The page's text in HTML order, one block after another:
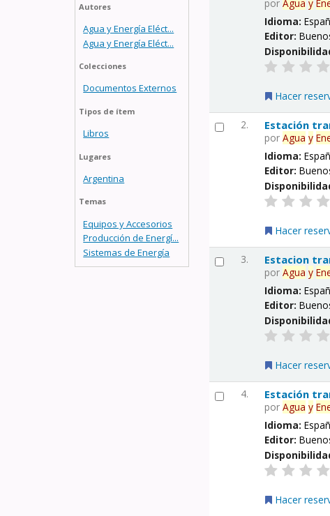
Autores
Agua y Energía Eléct...
Agua y Energía Eléct...
Colecciones
Documentos Externos
Tipos de ítem
Libros
Lugares
Argentina
Temas
Equipos y Accesorios
Producción de Energí...
Sistemas de Energía
porAgua y
Idioma:
Editor:
Hacer
2. Estación
porAgua y
Idioma:
Editor:
Hacer
3. Estacion
porAgua y
Idioma:
Editor:
Hacer
4. Estación
porAgua y
Idioma:
Editor:
Hacer